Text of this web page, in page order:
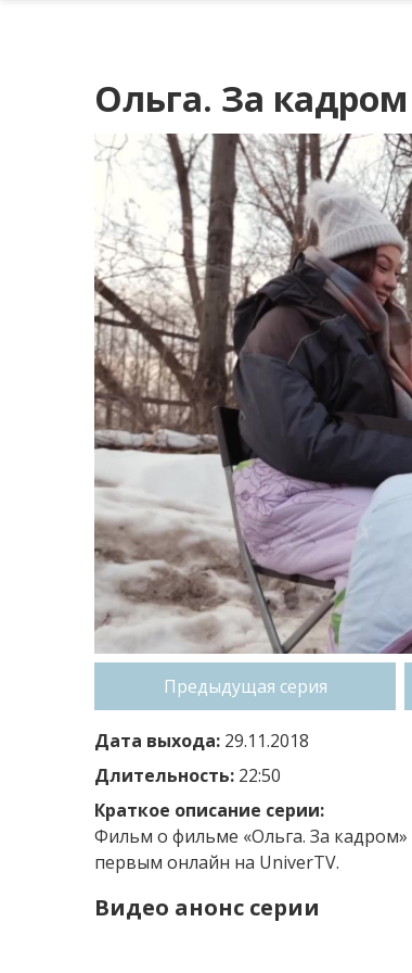
Ольга. За кадром
Предыдущая серия
Дата выхода: 29.11.2018
Длительность: 22:50
Краткое описание серии:
Фильм о фильме «Ольга. За кадром»
первым онлайн на UniverTV.
Видео анонс серии